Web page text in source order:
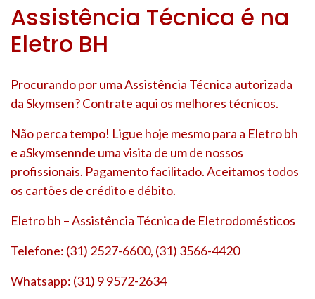
Assistência Técnica é na
Eletro BH
Procurando por uma Assistência Técnica autorizada
da Skymsen? Contrate aqui os melhores técnicos.
Não perca tempo! Ligue hoje mesmo para a Eletro bh
e aSkymsennde uma visita de um de nossos
profissionais. Pagamento facilitado. Aceitamos todos
os cartões de crédito e débito.
Eletro bh – Assistência Técnica de Eletrodomésticos
Telefone: (31) 2527-6600, (31) 3566-4420
Whatsapp: (31) 9 9572-2634